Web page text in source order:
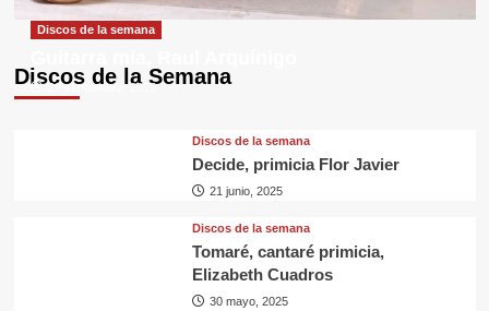
Discos de la Semana
Discos de la semana
29 septiembre, 2025
Discos de la semana
Decide, primicia Flor Javier
21 junio, 2025
Discos de la semana
Tomaré, cantaré primicia,
Elizabeth Cuadros
30 mayo, 2025